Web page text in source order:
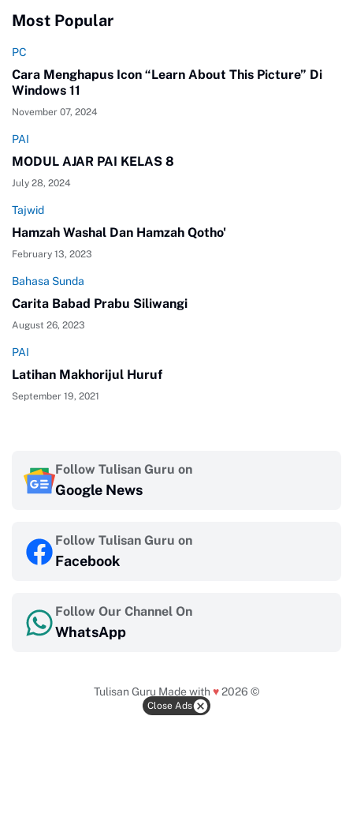
Close Ads
Most Popular
PC
Cara Menghapus Icon “Learn About This Picture” Di
Windows 11
November 07, 2024
PAI
MODUL AJAR PAI KELAS 8
July 28, 2024
Tajwid
Hamzah Washal Dan Hamzah Qotho'
February 13, 2023
Bahasa Sunda
Carita Babad Prabu Siliwangi
August 26, 2023
PAI
Latihan Makhorijul Huruf
September 19, 2021
Follow Tulisan Guru on
Google News
Follow Tulisan Guru on
Facebook
Follow Our Channel On
WhatsApp
Tulisan Guru Made with ♥2026 ©